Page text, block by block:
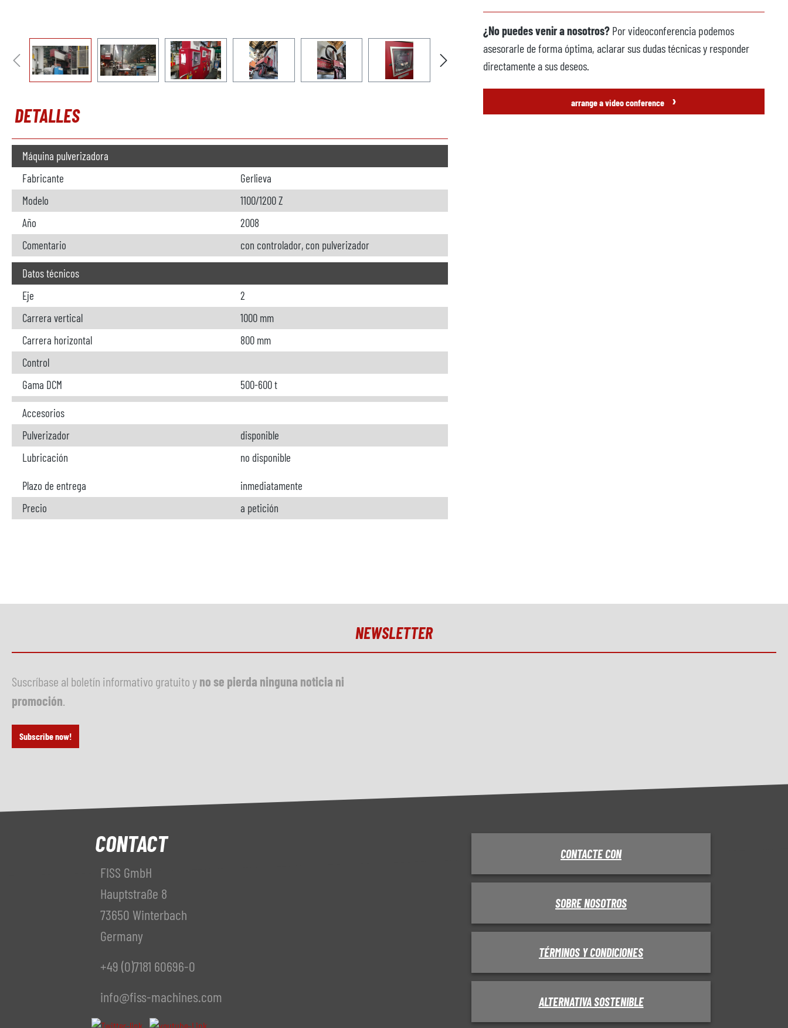
DETALLES
Máquina pulverizadora
Fabricante
Gerlieva
Modelo
1100/1200 Z
Año
2008
Comentario
con controlador, con pulverizador
Datos técnicos
Eje
2
Carrera vertical
1000 mm
Carrera horizontal
800 mm
Control
Gama DCM
500-600 t
Accesorios
Pulverizador
disponible
Lubricación
no disponible
Plazo de entrega
inmediatamente
Precio
a petición
¿No puedes venir a nosotros? Por videoconferencia podemos
asesorarle de forma óptima, aclarar sus dudas técnicas y responder
directamente a sus deseos.
arrange a video conference ›
NEWSLETTER
Suscríbase al boletín informativo gratuito yno se pierda ninguna noticia ni
promoción
Subscribe now!
CONTACT
FISS GmbH
Hauptstraße 8
73650 Winterbach
Germany
+49 (0)7181 60696-0
info@fiss-machines.com
CONTACTE CON
SOBRE NOSOTROS
TÉRMINOS Y CONDICIONES
ALTERNATIVA SOSTENIBLE